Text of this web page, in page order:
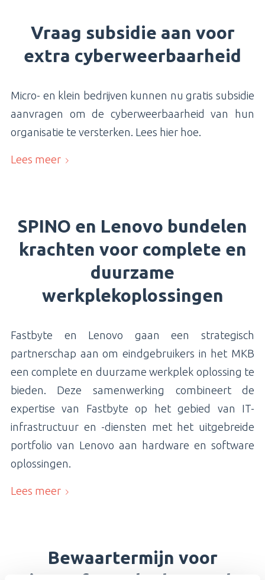
Vraag subsidie aan voor
extra cyberweerbaarheid
Micro- en klein bedrijven kunnen nu gratis subsidie
aanvragen om de cyberweerbaarheid van hun
organisatie te versterken. Lees hier hoe.
Lees meer
SPINO en Lenovo bundelen
krachten voor complete en
duurzame
werkplekoplossingen
Fastbyte en Lenovo gaan een strategisch
partnerschap aan om eindgebruikers in het MKB
een complete en duurzame werkplek oplossing te
bieden. Deze samenwerking combineert de
expertise van Fastbyte op het gebied van IT-
infrastructuur en -diensten met het uitgebreide
portfolio van Lenovo aan hardware en software
oplossingen.
Lees meer
Bewaartermijn voor